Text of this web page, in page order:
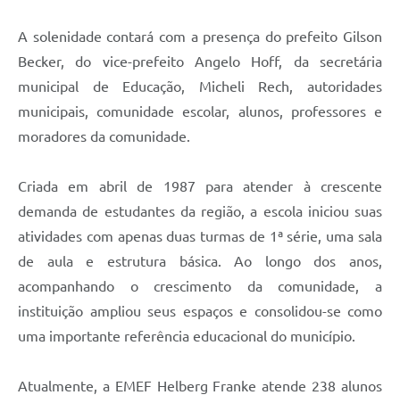
A solenidade contará com a presença do prefeito Gilson
Becker, do vice-prefeito Angelo Hoff, da secretária
municipal de Educação, Micheli Rech, autoridades
municipais, comunidade escolar, alunos, professores e
moradores da comunidade.
Criada em abril de 1987 para atender à crescente
demanda de estudantes da região, a escola iniciou suas
atividades com apenas duas turmas de 1ª série, uma sala
de aula e estrutura básica. Ao longo dos anos,
acompanhando o crescimento da comunidade, a
instituição ampliou seus espaços e consolidou-se como
uma importante referência educacional do município.
Atualmente, a EMEF Helberg Franke atende 238 alunos